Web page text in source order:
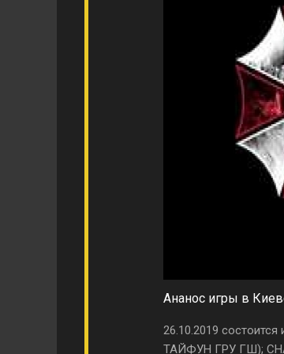
Ананос игры в
26.10.2019
ТАЙФУН ГРУ ГШ);